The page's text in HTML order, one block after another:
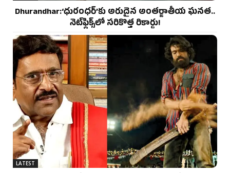
Dhurandhar:‘ధురంధర్’కు అరుదైన అంతర్జాతీయ ఘనత..
నెట్‌ఫ్లిక్స్‌లో సరికొత్త రికార్డు!
LATEST